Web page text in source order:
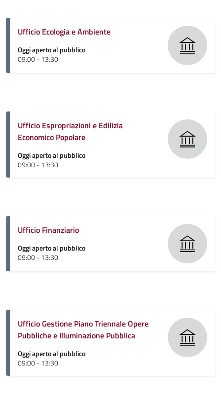
Ufficio Ecologia e Ambiente
Oggi aperto al pubblico
09:00 - 13:30
Ufficio Espropriazioni e Edilizia
Economico Popolare
Oggi aperto al pubblico
09:00 - 13:30
Ufficio Finanziario
Oggi aperto al pubblico
09:00 - 13:30
Ufficio Gestione Piano Triennale Opere
Pubbliche e Illuminazione Pubblica
Oggi aperto al pubblico
09:00 - 13:30